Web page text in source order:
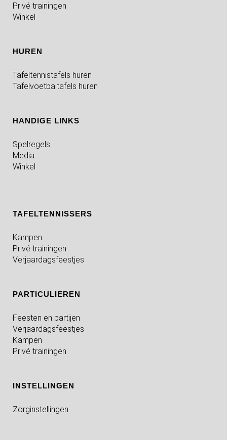
Privé trainingen
Winkel
HUREN
Tafeltennistafels huren
Tafelvoetbaltafels huren
HANDIGE LINKS
Spelregels
Media
Winkel
TAFELTENNISSERS
Kampen
Privé trainingen
Verjaardagsfeestjes
PARTICULIEREN
Feesten en partijen
Verjaardagsfeestjes
Kampen
Privé trainingen
INSTELLINGEN
Zorginstellingen